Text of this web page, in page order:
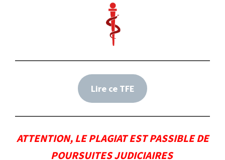
Lire ce TFE
ATTENTION, LE PLAGIAT EST PASSIBLE DE
POURSUITES JUDICIAIRES